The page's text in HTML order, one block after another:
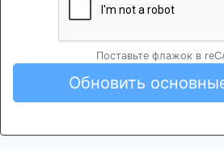
Поставьте флажок в
Обновить